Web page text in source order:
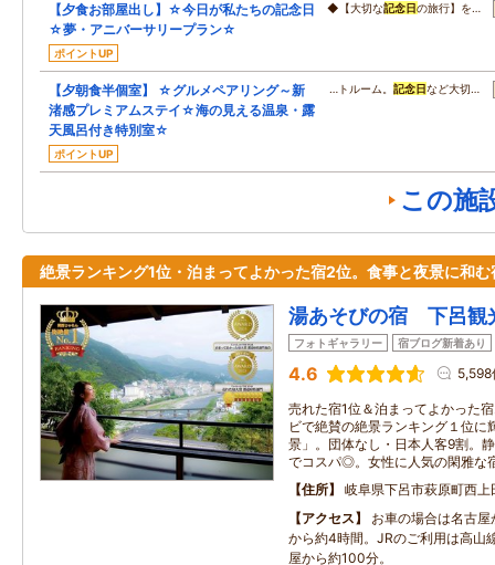
【夕食お部屋出し】☆今日が私たちの記念日
☆夢・アニバーサリープラン☆
ポイントUP
◆【大切な記念日の旅行】を…
【夕朝食半個室】 ☆グルメペアリング～新
渚感プレミアムステイ☆海の見える温泉・露
天風呂付き特別室☆
ポイントUP
…トルーム。 記念日など大切…
この施
絶景ランキング1位・泊まってよかった宿2位。食事と夜景に和む
湯あそびの宿 下呂観
フォトギャラリー 宿ブログ新着あり
4.6 5,598
売れた宿1位＆泊まってよかった
ビで絶賛の絶景ランキング１位に
景」。団体なし・日本人客9割。
でコスパ◎。女性に人気の閑雅な
住所
岐阜県下呂市萩原町西
アクセス
お車の場合は名古
から約4時間。JRのご利用は高山
屋から約100分。